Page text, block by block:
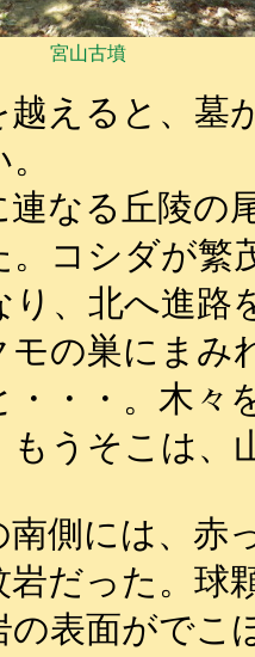
宮山古墳
えると、墓
なる丘陵の
。コシダが繁
り、北へ進路
の巣にまみ
・・・。木々
もうそこは、
側には、赤
岩だった。球
の表面がでこ